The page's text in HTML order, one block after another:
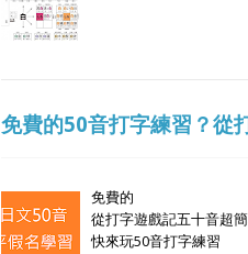
免費的50音打字練習？從
免費的
從打字遊戲記五十音超
快來玩50音打字練習